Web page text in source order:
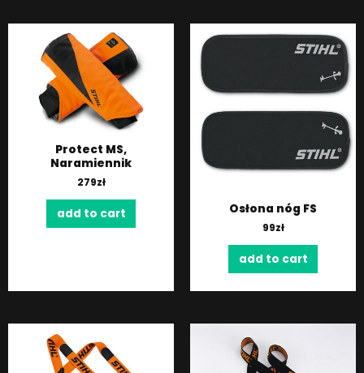
Protect MS,
Naramiennik
279zł
add to cart Osłona nóg FS
99zł
add to cart